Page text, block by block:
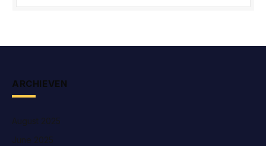
ARCHIEVEN
August 2025
June 2025